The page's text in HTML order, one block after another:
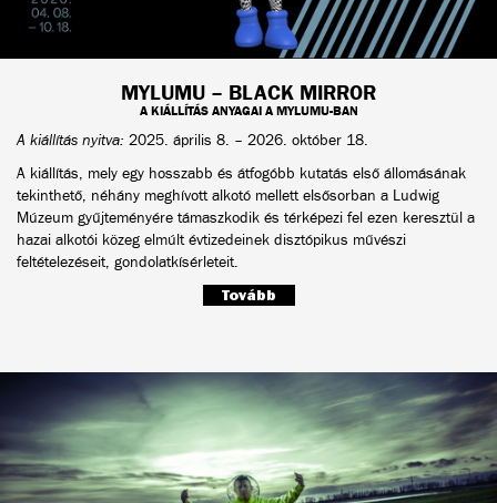
MYLUMU – BLACK MIRROR
A KIÁLLÍTÁS ANYAGAI A MYLUMU-BAN
A kiállítás nyitva: 2025. április 8. – 2026. október 18.
A kiállítás, mely egy hosszabb és átfogóbb kutatás első állomásának
tekinthető, néhány meghívott alkotó mellett elsősorban a Ludwig
Múzeum gyűjteményére támaszkodik és térképezi fel ezen keresztül a
hazai alkotói közeg elmúlt évtizedeinek disztópikus művészi
feltételezéseit, gondolatkísérleteit.
Tovább